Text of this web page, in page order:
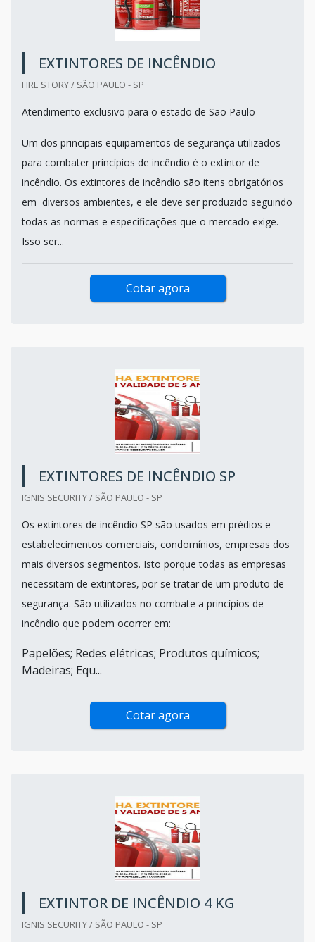
EXTINTORES DE INCÊNDIO
FIRE STORY / SÃO PAULO - SP
Atendimento exclusivo para o estado de São Paulo
Um dos principais equipamentos de segurança utilizados
para combater princípios de incêndio é o extintor de
incêndio. Os extintores de incêndio são itens obrigatórios
em diversos ambientes, e ele deve ser produzido seguindo
todas as normas e especificações que o mercado exige.
Isso ser...
Cotar agora
EXTINTORES DE INCÊNDIO SP
IGNIS SECURITY / SÃO PAULO - SP
Os extintores de incêndio SP são usados em prédios e
estabelecimentos comerciais, condomínios, empresas dos
mais diversos segmentos. Isto porque todas as empresas
necessitam de extintores, por se tratar de um produto de
segurança. São utilizados no combate a princípios de
incêndio que podem ocorrer em:
Papelões; Redes elétricas; Produtos químicos;
Madeiras; Equ...
Cotar agora
EXTINTOR DE INCÊNDIO 4 KG
IGNIS SECURITY / SÃO PAULO - SP